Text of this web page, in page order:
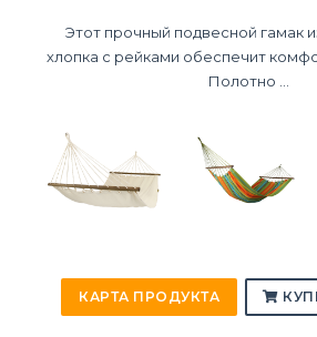
Этот прочный подвесной гамак
хлопка с рейками обеспечит
Полотно ...
КАРТА ПРОДУКТА